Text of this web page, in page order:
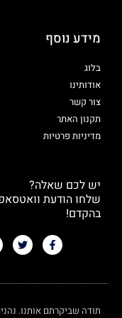
מידע נוסף
בלוג
אודותינו
צור קשר
תקנון האתר
מדיניות פרטיות
יש לכם שאלה?
בהקדם!
תודה שביקרתם אותנו.